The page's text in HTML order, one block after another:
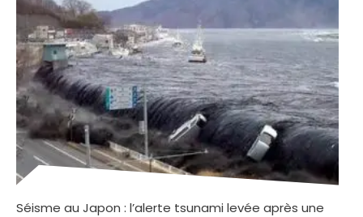
Séisme au Japon : l’alerte tsunami levée après une